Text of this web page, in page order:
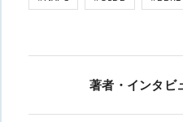
著者・インタビ